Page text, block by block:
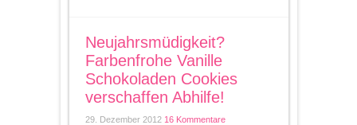
Neujahrsmüdigkeit?
Farbenfrohe Vanille
Schokoladen Cookies
verschaffen Abhilfe!
29. Dezember 2012 16 Kommentare